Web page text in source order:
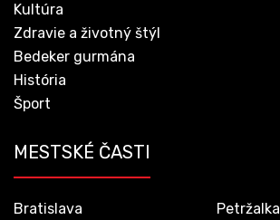
Kultúra
Zdravie a životný štýl
Bedeker gurmána
História
Šport
MESTSKÉ ČASTI
Bratislava
Petržalka